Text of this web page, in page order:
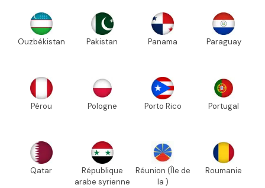
Ouzbékistan Pakistan Panama Paraguay
Pérou Pologne Porto Rico Portugal
Qatar
République
arabe syrienne
Réunion (Île de
la )
Roumanie